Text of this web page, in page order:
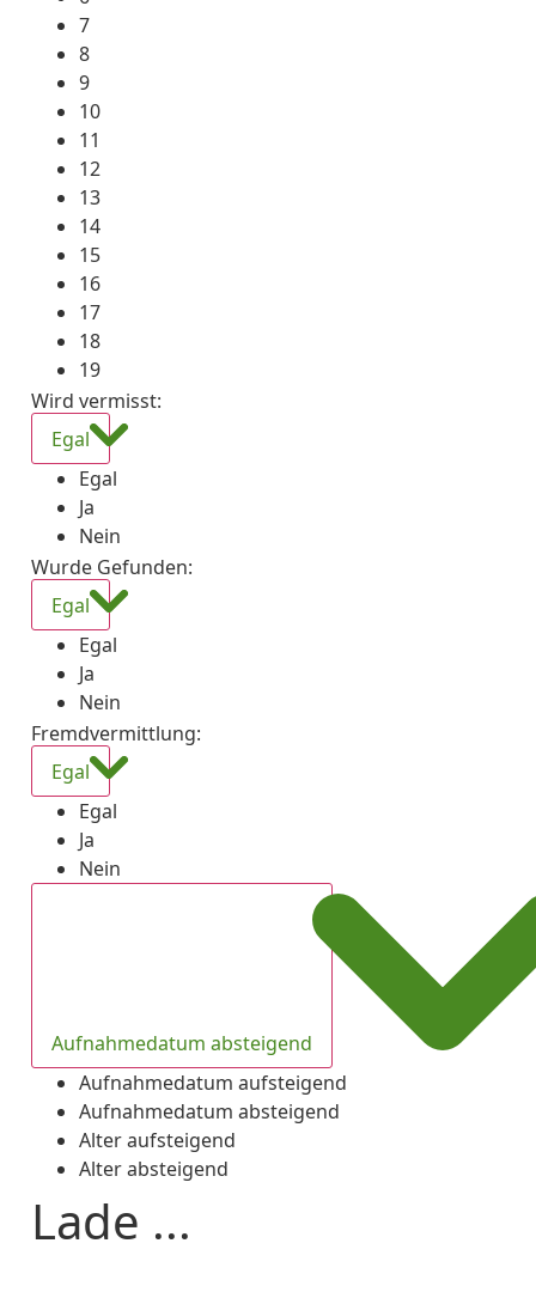
7
8
9
10
11
12
13
14
15
16
17
18
19
Wird vermisst:
Egal
Egal
Ja
Nein
Wurde Gefunden:
Egal
Egal
Ja
Nein
Fremdvermittlung:
Egal
Egal
Ja
Nein
Aufnahmedatum absteigend
Aufnahmedatum aufsteigend
Aufnahmedatum absteigend
Alter aufsteigend
Alter absteigend
Lade ...